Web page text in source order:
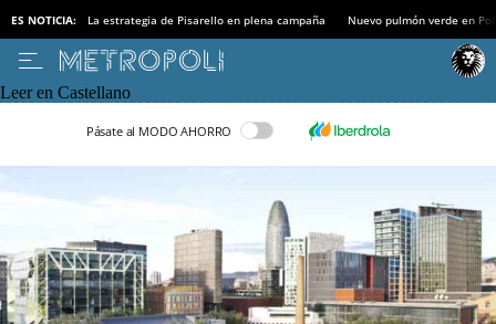
ES NOTICIA: La estrategia de Pisarello en plena campaña Nuevo pulmón verde en
Leer en Castellano
Pásate al MODO AHORRO